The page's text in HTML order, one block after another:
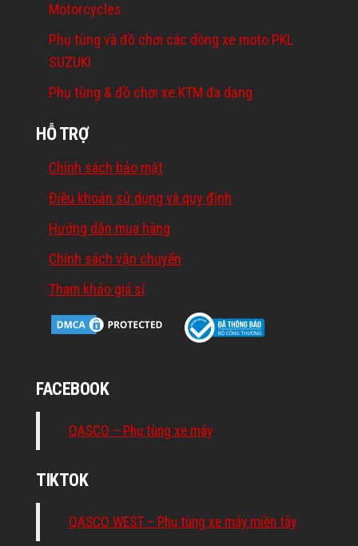
Motorcycles
Phụ tùng và đồ chơi các dòng xe moto PKL
SUZUKI
Phụ tùng & đồ chơi xe KTM đa dạng
HỖ TRỢ
Chính sách bảo mật
Điều khoản sử dụng và quy định
Hướng dẫn mua hàng
Chính sách vận chuyển
Tham khảo giá sỉ
FACEBOOK
QASCO – Phụ tùng xe máy
TIKTOK
QASCO WEST – Phụ tùng xe máy miền tây